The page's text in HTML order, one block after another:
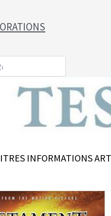
INFORMATIONS